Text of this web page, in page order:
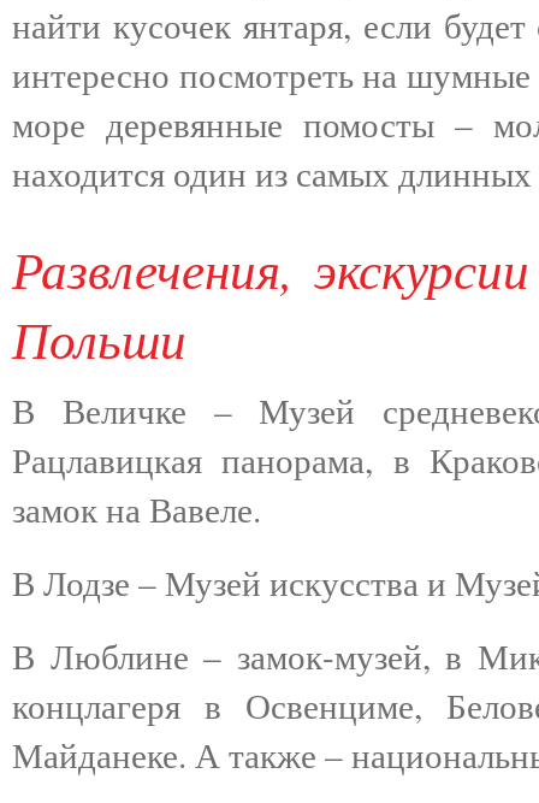
найти кусочек янтаря, если
интересно посмотреть на
море деревянные помосты –
находится один из самых
Развлечения,
Польши
В Величке – Музей
Рацлавицкая панорама, в
замок на Вавеле.
В Лодзе – Музей искусства и
В Люблине – замок-музей, в
концлагеря в Освенциме,
Майданеке. А также –